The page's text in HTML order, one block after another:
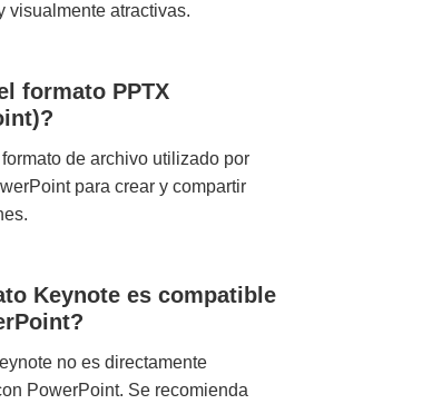
visualmente atractivas.
formato PPTX
de archivo utilizado por
para crear y compartir
Keynote es compatible
no es directamente
PowerPoint. Se recomienda